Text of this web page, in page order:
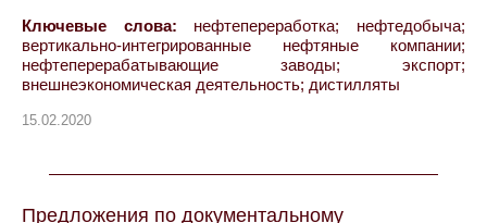
Ключевые слова: нефтепереработка; нефтедобыча;
вертикально-интегрированные нефтяные компании;
нефтеперерабатывающие заводы; экспорт;
внешнеэкономическая деятельность; дистилляты
15.02.2020
Предложения по документальному